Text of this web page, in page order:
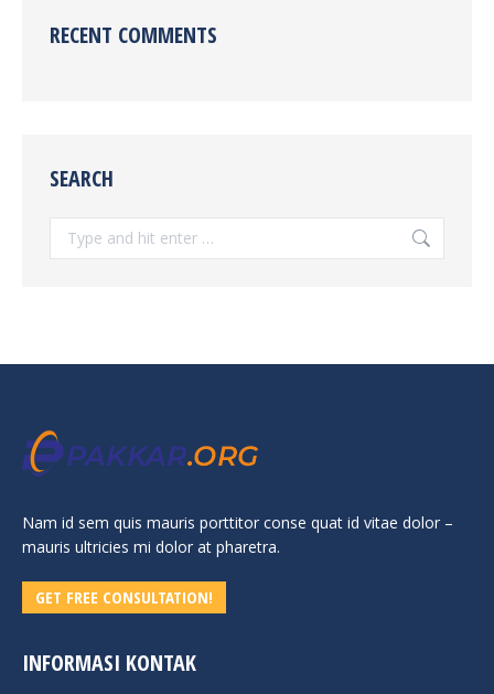
RECENT COMMENTS
SEARCH
Search:
Nam id sem quis mauris porttitor conse quat id vitae dolor –
mauris ultricies mi dolor at pharetra.
GET FREE CONSULTATION!
INFORMASI KONTAK